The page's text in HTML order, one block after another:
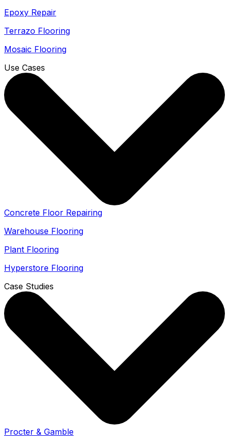
Epoxy Repair
Terrazo Flooring
Mosaic Flooring
Use Cases
Concrete Floor Repairing
Warehouse Flooring
Plant Flooring
Hyperstore Flooring
Case Studies
Procter & Gamble